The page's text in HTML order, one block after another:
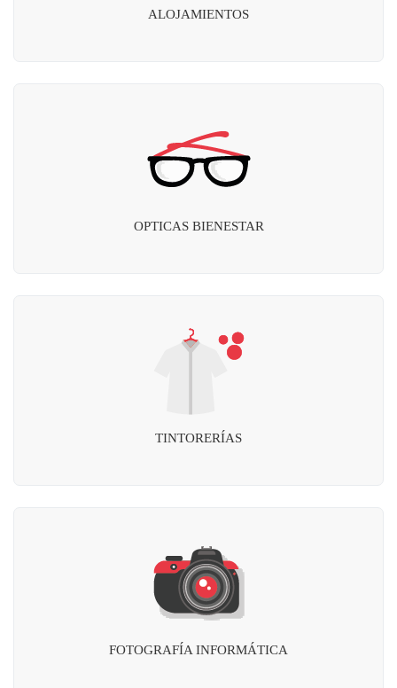
ALOJAMIENTOS
OPTICAS BIENESTAR
TINTORERÍAS
FOTOGRAFÍA INFORMÁTICA